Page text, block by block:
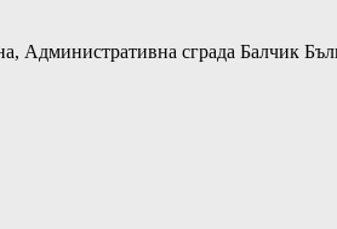
Административна сграда Балчик